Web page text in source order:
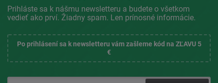
Prihláste sa k nášmu newsletteru a budete o všetkom
vedieť ako prví. Žiadny spam. Len prínosné informácie.
Po prihlásení sa k newsletteru vám zašleme kód na ZĽAVU 5
€